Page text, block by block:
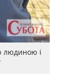
людиною і